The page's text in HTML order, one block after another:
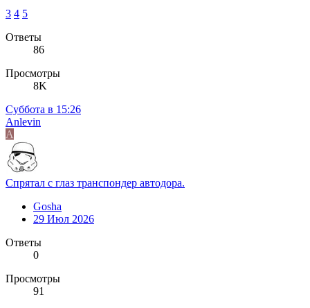
3 4 5
Ответы
86
Просмотры
8K
Суббота в 15:26
Anlevin
A
Спрятал с глаз транспондер автодора.
Gosha
29 Июл 2026
Ответы
0
Просмотры
91